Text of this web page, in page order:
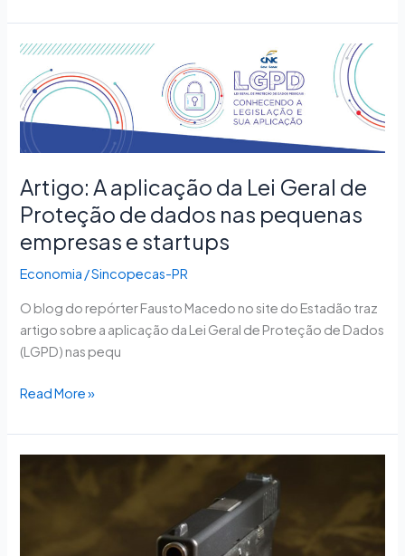
Artigo: A aplicação da Lei Geral de
Proteção de dados nas pequenas
empresas e startups
Economia /Sincopecas-PR
O blog do repórter Fausto Macedo no site do Estadão traz
artigo sobre a aplicação da Lei Geral de Proteção de Dados
(LGPD) nas pequ
Artigo:
aplicação
da
Lei
de
Proteção
de
dados
nas
empresas
e
startups
Read More »